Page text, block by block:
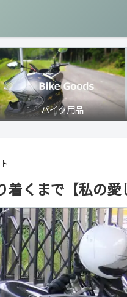
バイク用品
着くまで【私の愛